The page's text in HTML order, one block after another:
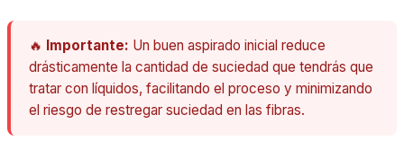
🔥 Importante: Un buen aspirado inicial reduce
drásticamente la cantidad de suciedad que tendrás que
tratar con líquidos, facilitando el proceso y minimizando
el riesgo de restregar suciedad en las fibras.